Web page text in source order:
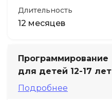
Длительность
12 месяцев
Программирование
для детей 12-17 лет
Подробнее